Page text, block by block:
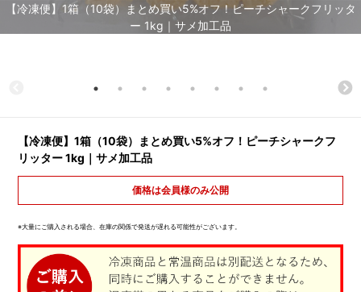
【冷凍便】1箱（10袋）まとめ買い5%オフ！ピーチシャークフリッタ
ー 1kg｜サメ加工品
【冷凍便】1箱（10袋）まとめ買い5%オフ！ピーチシャークフ
リッター 1kg｜サメ加工品
価格は会員様のみ公開
※大量にご購入される場合、在庫の関係で発送が遅れる可能性がございます。